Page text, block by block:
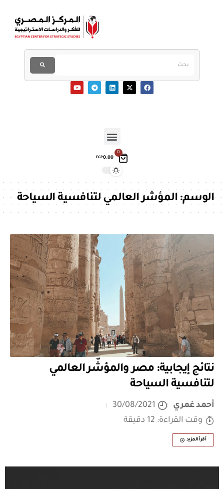
0
EGP0.00
الوسم:المؤشر العالمي لتنافسية السياحة
نتائج إيجابية: مصر والمؤشّر العالمي
لتنافسية السياحة
أحمد غمري
30/08/2021
وقت القراءة: 12 دقيقة
أقرأ المزيد